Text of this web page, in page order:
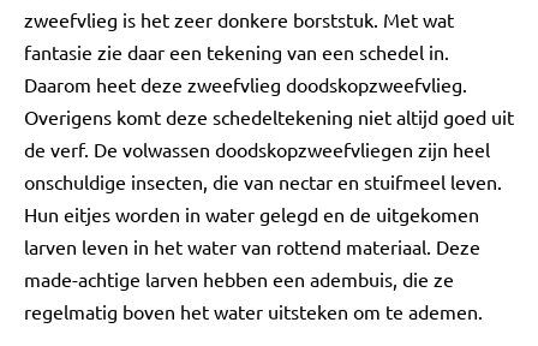
zweefvlieg is het zeer donkere borststuk. Met wat
fantasie zie daar een tekening van een schedel in.
Daarom heet deze zweefvlieg doodskopzweefvlieg.
Overigens komt deze schedeltekening niet altijd goed uit
de verf. De volwassen doodskopzweefvliegen zijn heel
onschuldige insecten, die van nectar en stuifmeel leven.
Hun eitjes worden in water gelegd en de uitgekomen
larven leven in het water van rottend materiaal. Deze
made-achtige larven hebben een adembuis, die ze
regelmatig boven het water uitsteken om te ademen.